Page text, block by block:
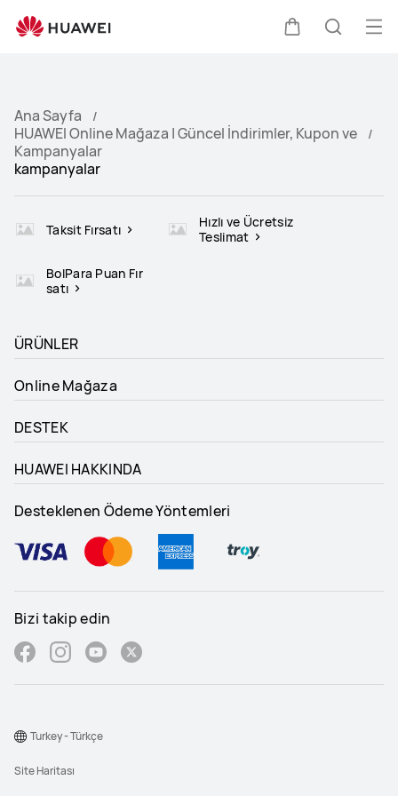
Ana Sayfa
HUAWEI Online Mağaza | Güncel İndirimler, Kupon ve
Kampanyalar
kampanyalar
Taksit Fırsatı
Hızlı ve Ücretsiz
Teslimat
BolPara Puan Fır
satı
ÜRÜNLER
Online Mağaza
DESTEK
HUAWEI HAKKINDA
Desteklenen Ödeme Yöntemleri
Bizi takip edin
Site Haritası
Turkey - Türkçe